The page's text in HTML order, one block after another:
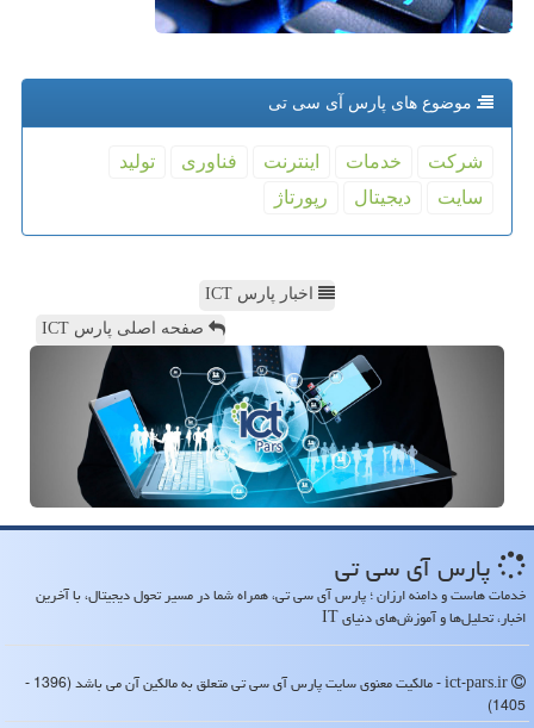
موضوع های پارس آی سی تی
شركت خدمات اینترنت فناوری
تولید
سایت
دیجیتال رپورتاژ
اخبار پارس ICT
صفحه اصلی پارس ICT
پارس آی سی تی
خدمات هاست و دامنه ارزان ؛ پارس آی سی تی، همراه شما در مسیر تحول دیجیتال، با آخرین
اخبار، تحلیل‌ها و آموزش‌های دنیای IT
ict-pars.ir - مالکیت معنوی سایت پارس آی سی تی متعلق به مالکین آن می باشد (1396 -
1405)